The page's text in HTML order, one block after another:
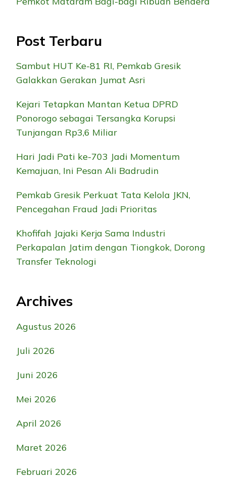
Post Terbaru
Sambut HUT Ke-81 RI, Pemkab Gresik
Galakkan Gerakan Jumat Asri
Kejari Tetapkan Mantan Ketua DPRD
Ponorogo sebagai Tersangka Korupsi
Tunjangan Rp3,6 Miliar
Hari Jadi Pati ke-703 Jadi Momentum
Kemajuan, Ini Pesan Ali Badrudin
Pemkab Gresik Perkuat Tata Kelola JKN,
Pencegahan Fraud Jadi Prioritas
Khofifah Jajaki Kerja Sama Industri
Perkapalan Jatim dengan Tiongkok, Dorong
Transfer Teknologi
Archives
Agustus 2026
Juli 2026
Juni 2026
Mei 2026
April 2026
Maret 2026
Februari 2026